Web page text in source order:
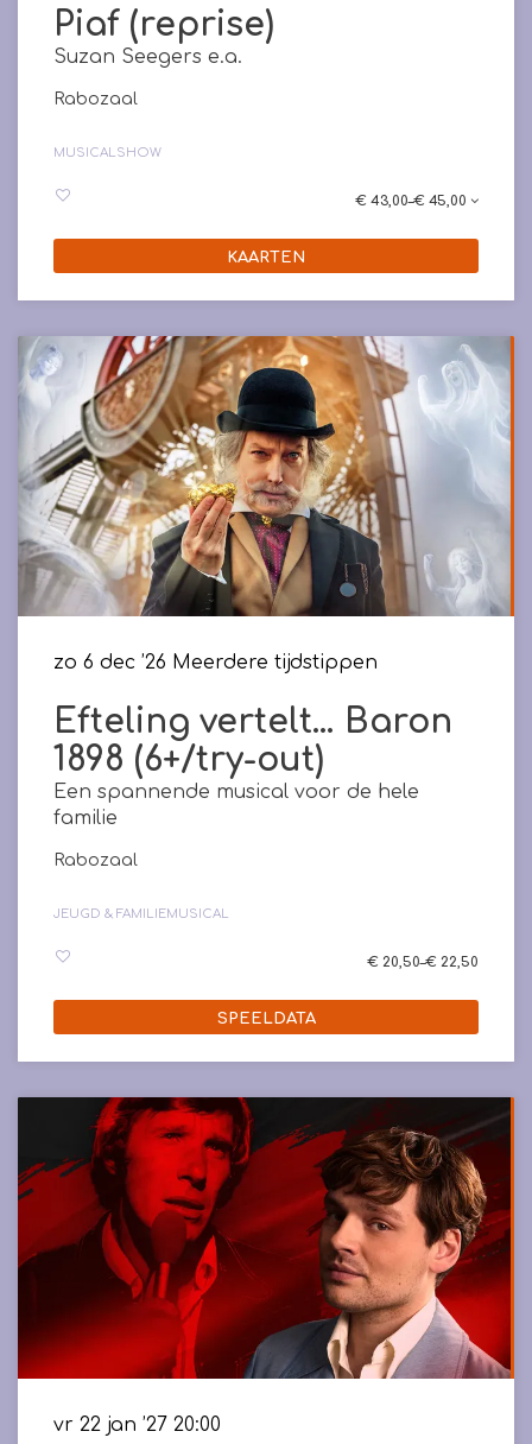
Piaf (reprise)
Suzan Seegers e.a.
Rabozaal
MUSICAL SHOW
€ 43,00–€ 45,00
KAARTEN
Efteling vertelt… Baron
1898 (6+/try-out)
Een spannende musical voor de hele
familie
zo 6 dec ’26 Meerdere tijdstippen
Rabozaal
JEUGD & FAMILIEMUSICAL
€ 20,50–€ 22,50
SPEELDATA
vr 22 jan ’27 20:00